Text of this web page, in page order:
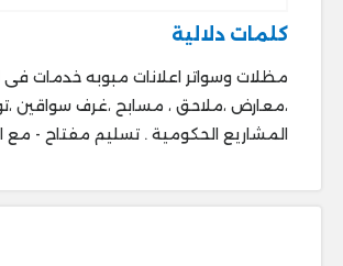
كلمات دلالية
المشاريع الحكومية . ‎تسليم مفتاح - مع الموا